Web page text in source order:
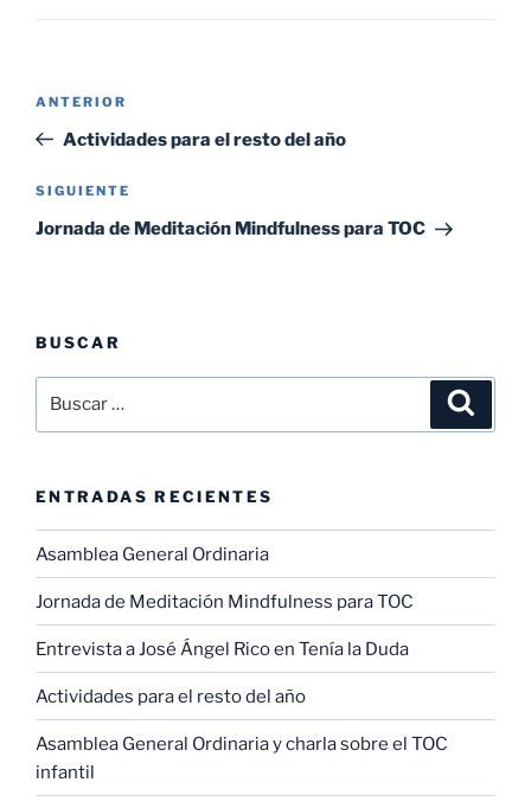
entradas
Entrada
anterior:
ANTERIOR
Actividades para el resto del año
Siguiente
entrada
SIGUIENTE
Jornada de Meditación Mindfulness para TOC
BUSCAR
por:
ENTRADAS RECIENTES
Asamblea General Ordinaria
Jornada de Meditación Mindfulness para TOC
Entrevista a José Ángel Rico en Tenía la Duda
Actividades para el resto del año
Asamblea General Ordinaria y charla sobre el TOC
infantil